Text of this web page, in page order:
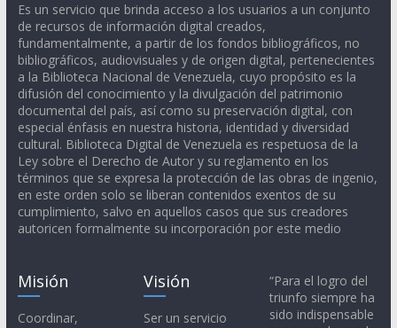
Es un servicio que brinda acceso a los usuarios a un conjunto
de recursos de información digital creados,
fundamentalmente, a partir de los fondos bibliográficos, no
bibliográficos, audiovisuales y de origen digital, pertenecientes
a la Biblioteca Nacional de Venezuela, cuyo propósito es la
difusión del conocimiento y la divulgación del patrimonio
documental del país, así como su preservación digital, con
especial énfasis en nuestra historia, identidad y diversidad
cultural. Biblioteca Digital de Venezuela es respetuosa de la
Ley sobre el Derecho de Autor y su reglamento en los
términos que se expresa la protección de las obras de ingenio,
en este orden solo se liberan contenidos exentos de su
cumplimiento, salvo en aquellos casos que sus creadores
autoricen formalmente su incorporación por este medio
Misión
Coordinar,
Visión
Ser un servicio
“Para el logro del
triunfo siempre ha
sido indispensable